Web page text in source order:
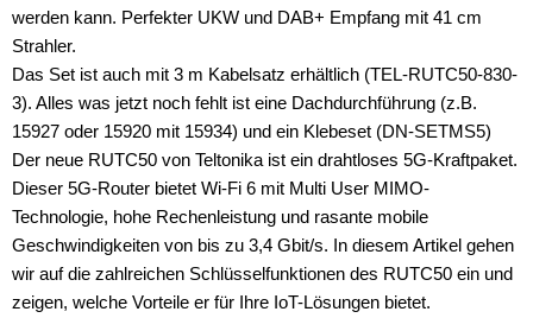
werden kann. Perfekter UKW und DAB+ Empfang mit 41 cm
Strahler.
Das Set ist auch mit 3 m Kabelsatz erhältlich (TEL-RUTC50-830-
3). Alles was jetzt noch fehlt ist eine Dachdurchführung (z.B.
15927 oder 15920 mit 15934) und ein Klebeset (DN-SETMS5)
Der neue RUTC50 von Teltonika ist ein drahtloses 5G-Kraftpaket.
Dieser 5G-Router bietet Wi-Fi 6 mit Multi User MIMO-
Technologie, hohe Rechenleistung und rasante mobile
Geschwindigkeiten von bis zu 3,4 Gbit/s. In diesem Artikel gehen
wir auf die zahlreichen Schlüsselfunktionen des RUTC50 ein und
zeigen, welche Vorteile er für Ihre IoT-Lösungen bietet.